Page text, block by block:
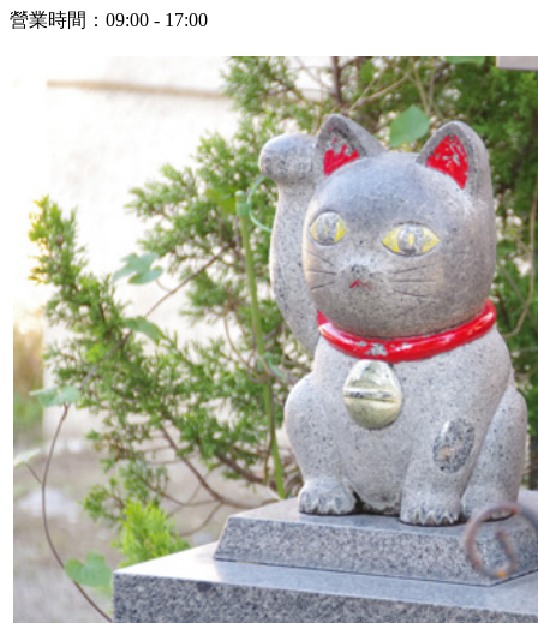
營業時間：09:00 - 17:00